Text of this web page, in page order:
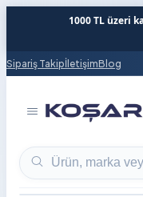
1000 TL üzeri
Sipariş TakipİletişimBlog
Ürün ara